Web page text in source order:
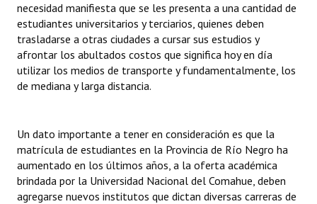
Resoluciones de Presidencia
INSTITUCIONAL
Antiguos Pobladores
Registros y Distinciones
Datos Históricos
Premio al Mérito - Registro
necesidad manifiesta que se les presenta a una cantidad de
estudiantes universitarios y terciarios, quienes deben
trasladarse a otras ciudades a cursar sus estudios y
afrontar los abultados costos que significa hoy en día
utilizar los medios de transporte y fundamentalmente, los
de mediana y larga distancia.
Un dato importante a tener en consideración es que la
matrícula de estudiantes en la Provincia de Río Negro ha
aumentado en los últimos años, a la oferta académica
brindada por la Universidad Nacional del Comahue, deben
agregarse nuevos institutos que dictan diversas carreras de